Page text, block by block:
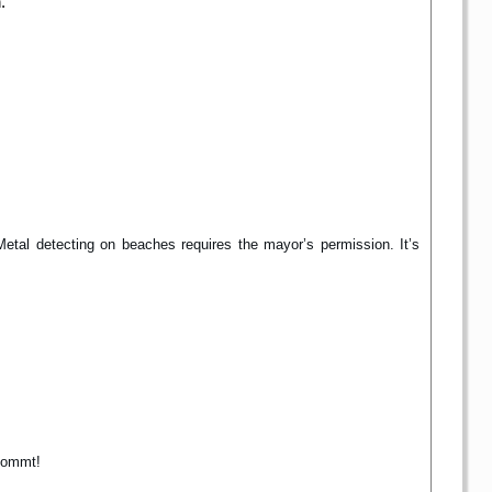
detecting on beaches requires the mayor’s permission. It’s